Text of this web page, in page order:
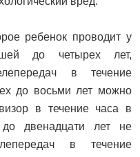
ребенок проводит у
до четырех лет,
в течение
до восьми лет можно
в течение часа в
двенадцати лет не
в течение